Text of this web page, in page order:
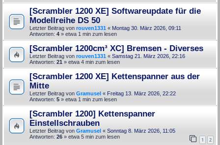
[Scrambler 1200 XE] Softwareupdate für die
Modellreihe DS 50
Letzter Beitrag von rouven1331 « Montag 30. März 2026, 09:11
Antworten: 4 » etwa 1 min zum lesen
[Scrambler 1200cm³ XC] Bremsen - Diverses
Letzter Beitrag von rouven1331 « Samstag 21. März 2026, 22:16
Antworten: 21 » etwa 4 min zum lesen
[Scrambler 1200 XE] Kettenspanner aus der
Mitte
Letzter Beitrag von Gramusel « Freitag 13. März 2026, 22:22
Antworten: 5 » etwa 1 min zum lesen
[Scrambler 1200] Kettenspanner
Einstellschrauben
Letzter Beitrag von Gramusel « Sonntag 8. März 2026, 11:05
Antworten: 26 1 2
» etwa 5 min zum lesen